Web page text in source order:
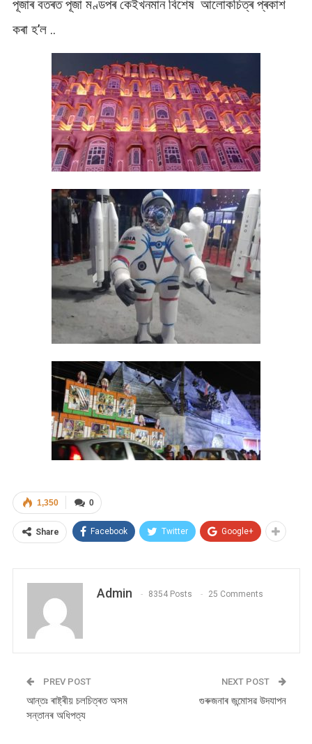
পূজাৰ বতৰত পূজা মণ্ডপৰ কেইখনমান বিশেষ আলোকচিত্ৰ প্ৰকাশ
কৰা হ’ল ..
0
1,350
Share Facebook Twitter Google+
Admin 8354 Posts 25 Comments
PREV POST
আন্তঃ ৰাষ্ট্ৰীয় চলচিত্ৰত অসম
সন্তানৰ অধিপত্য
NEXT POST
গুৰুজনাৰ জন্মোসৱ উদযাপন